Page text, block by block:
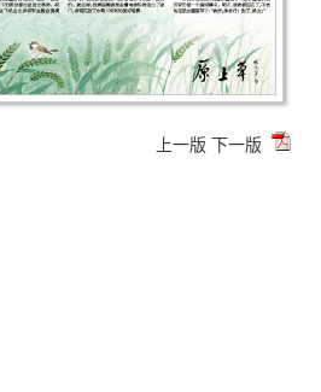
上一版 下一版